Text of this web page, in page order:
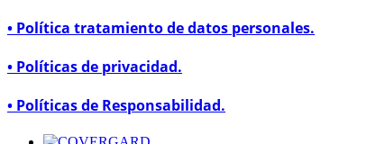
• Política tratamiento de datos personales.
• Políticas de privacidad.
• Políticas de Responsabilidad.